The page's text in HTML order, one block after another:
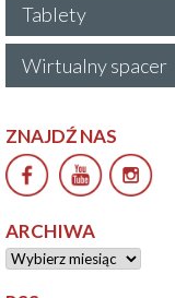
Tablety
Wirtualny spacer
ZNAJDŹ NAS
ARCHIWA
Archiwa